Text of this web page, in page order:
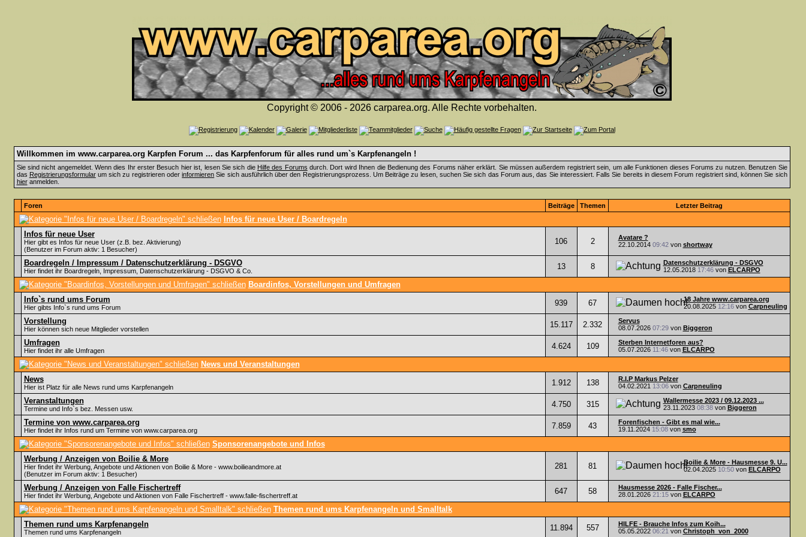
Copyright © 2006 - 2026 carparea.org. Alle Rechte vorbehalten.
Willkommen im www.carparea.org Karpfen Forum ... das Karpfenforum für alles rund um`s Karpfenangeln !
Sie sind nicht angemeldet. Wenn dies Ihr erster Besuch hier ist, lesen Sie sich die Hilfe des Forums durch. Dort wird Ihnen die Bedienung des Forums näher erklärt. Sie müssen außerdem registriert sein, um alle Funktionen dieses Forums zu nutzen. Benutzen Sie
das Registrierungsformularum sich zu registrieren oderinformieren Sie sich ausführlich über den Registrierungsprozess. Um Beiträge zu lesen, suchen Sie sich das Forum aus, das Sie interessiert. Falls Sie bereits in diesem Forum registriert sind, können Sie sich
hieranmelden.
Foren Beiträge Themen Letzter Beitrag
Infos für neue User / Boardregeln
Infos für neue User
Hier gibt es Infos für neue User (z.B. bez. Aktivierung)
(Benutzer im Forum aktiv: 1 Besucher)
106 2
Avatare ?
22.10.2014 09:42von shortway
Boardregeln / Impressum / Datenschutzerklärung - DSGVO
Hier findet ihr Boardregeln, Impressum, Datenschutzerklärung - DSGVO & Co. 13 8
Datenschutzerklärung - DSGVO
12.05.2018 17:46von ELCARPO
Boardinfos, Vorstellungen und Umfragen
Info`s rund ums Forum
Hier gibts Info`s rund ums Forum 939 67
18 Jahre www.carparea.org
20.08.2025 12:16von Carpneuling
Vorstellung
Hier können sich neue Mitglieder vorstellen 15.117 2.332
Servus
08.07.2026 07:29von Biggeron
Umfragen
Hier findet ihr alle Umfragen 4.624 109
Sterben Internetforen aus?
05.07.2026 11:46von ELCARPO
News und Veranstaltungen
News
Hier ist Platz für alle News rund ums Karpfenangeln 1.912 138
R.I.P Markus Pelzer
04.02.2021 13:06von Carpneuling
Veranstaltungen
Termine und Info`s bez. Messen usw. 4.750 315
Wallermesse 2023 / 09.12.2023 ...
23.11.2023 08:38von Biggeron
Termine von www.carparea.org
Hier findet ihr Infos rund um Termine von www.carparea.org 7.859 43
Forenfischen - Gibt es mal wie...
19.11.2024 15:08von smo
Sponsorenangebote und Infos
Werbung / Anzeigen von Boilie & More
Hier findet ihr Werbung, Angebote und Aktionen von Boilie & More - www.boilieandmore.at
(Benutzer im Forum aktiv: 1 Besucher)
281 81
Boilie & More - Hausmesse 9. U...
02.04.2025 10:50von ELCARPO
Werbung / Anzeigen von Falle Fischertreff
Hier findet ihr Werbung, Angebote und Aktionen von Falle Fischertreff - www.falle-fischertreff.at 647 58
Hausmesse 2026 - Falle Fischer...
28.01.2026 21:15von ELCARPO
Themen rund ums Karpfenangeln und Smalltalk
Themen rund ums Karpfenangeln
Themen rund ums Karpfenangeln 11.894 557
HILFE - Brauche Infos zum Koih...
05.05.2022 06:21 von Christoph_von_2000